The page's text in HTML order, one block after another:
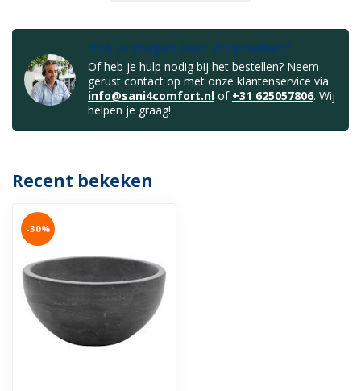
Heb je vragen over dit product?
Of heb je hulp nodig bij het bestellen? Neem
gerust contact op met onze klantenservice via
info@sani4comfort.nl of +31 625057806. Wij
helpen je graag!
Recent bekeken
-30%